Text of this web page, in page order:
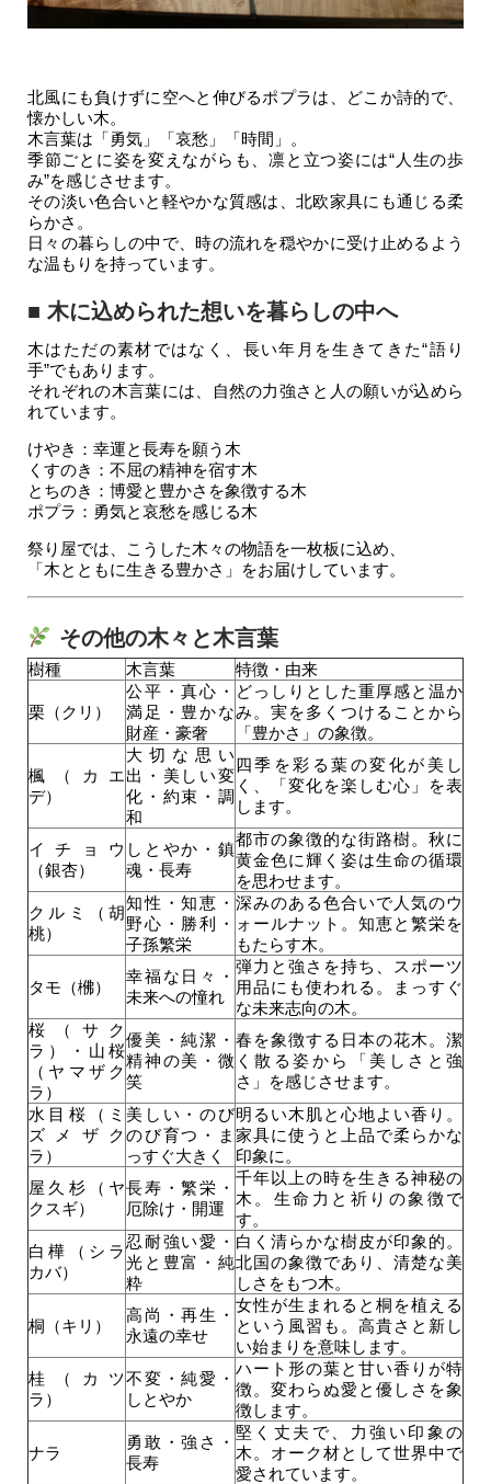
北風にも負けずに空へと伸びるポプラは、どこか詩的で、
懐かしい木。
木言葉は「勇気」「哀愁」「時間」。
季節ごとに姿を変えながらも、凛と立つ姿には“人生の歩
み”を感じさせます。
その淡い色合いと軽やかな質感は、北欧家具にも通じる柔
らかさ。
日々の暮らしの中で、時の流れを穏やかに受け止めるよう
な温もりを持っています。
■ 木に込められた想いを暮らしの中へ
木はただの素材ではなく、長い年月を生きてきた“語り
手”でもあります。
それぞれの木言葉には、自然の力強さと人の願いが込めら
れています。
けやき：幸運と長寿を願う木
くすのき：不屈の精神を宿す木
とちのき：博愛と豊かさを象徴する木
ポプラ：勇気と哀愁を感じる木
祭り屋では、こうした木々の物語を一枚板に込め、
「木とともに生きる豊かさ」をお届けしています。
その他の木々と木言葉
樹種 木言葉 特徴・由来
栗（クリ）
公平・真心・
満足・豊かな
財産・豪奢
どっしりとした重厚感と温か
み。実を多くつけることから
「豊かさ」の象徴。
楓（カエ
デ）
大切な思い
出・美しい変
化・約束・調
和
四季を彩る葉の変化が美し
く、「変化を楽しむ心」を表
します。
イチョウ
（銀杏）
しとやか・鎮
魂・長寿
都市の象徴的な街路樹。秋に
黄金色に輝く姿は生命の循環
を思わせます。
クルミ（胡
桃）
知性・知恵・
野心・勝利・
子孫繁栄
深みのある色合いで人気のウ
ォールナット。知恵と繁栄を
もたらす木。
タモ（梻）
幸福な日々・
未来への憧れ
弾力と強さを持ち、スポーツ
用品にも使われる。まっすぐ
な未来志向の木。
桜（サク
ラ）・山桜
（ヤマザク
ラ）
優美・純潔・
精神の美・微
笑
春を象徴する日本の花木。潔
く散る姿から「美しさと強
さ」を感じさせます。
水目桜（ミ
ズメザク
ラ）
美しい・のび
のび育つ・ま
っすぐ大きく
明るい木肌と心地よい香り。
家具に使うと上品で柔らかな
印象に。
屋久杉（ヤ
クスギ）
長寿・繁栄・
厄除け・開運
千年以上の時を生きる神秘の
木。生命力と祈りの象徴で
す。
白樺（シラ
カバ）
忍耐強い愛・
光と豊富・純
粋
白く清らかな樹皮が印象的。
北国の象徴であり、清楚な美
しさをもつ木。
桐（キリ）
高尚・再生・
永遠の幸せ
女性が生まれると桐を植える
という風習も。高貴さと新し
い始まりを意味します。
桂（カツ
ラ）
不変・純愛・
しとやか
ハート形の葉と甘い香りが特
徴。変わらぬ愛と優しさを象
徴します。
ナラ
勇敢・強さ・
長寿
堅く丈夫で、力強い印象の
木。オーク材として世界中で
愛されています。